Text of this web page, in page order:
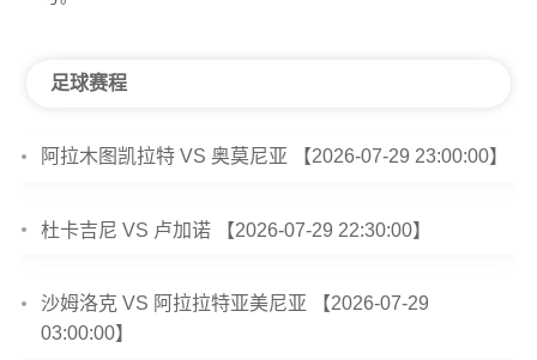
足球赛程
阿拉木图凯拉特 VS 奥莫尼亚 【2026-07-29 23:00:00】
杜卡吉尼 VS 卢加诺 【2026-07-29 22:30:00】
沙姆洛克 VS 阿拉拉特亚美尼亚 【2026-07-29
03:00:00】